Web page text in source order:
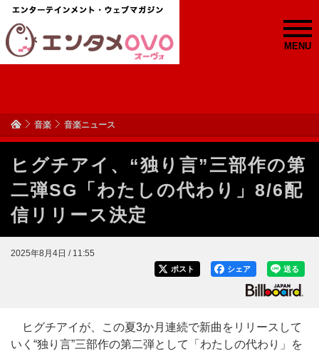
MENU
音楽 音楽ニュース
ヒグチアイ、“独り言”三部作の第
二弾SG「わたしの代わり」8/6配
信リリース決定
2025年8月4日 / 11:55
送る
シェア
ポスト
ヒグチアイが、この夏3か月連続で新曲をリリースして
いく“独り言”三部作の第二弾として「わたしの代わり」を